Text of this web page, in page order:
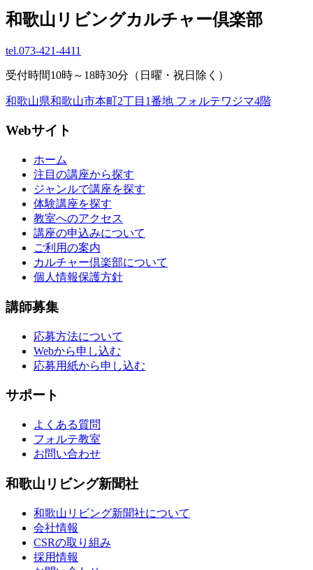
和歌山リビングカルチャー倶楽部
tel.073-421-4411
受付時間10時～18時30分（日曜・祝日除く）
和歌山県和歌山市本町2丁目1番地 フォルテワジマ4階
Webサイト
ホーム
注目の講座から探す
ジャンルで講座を探す
体験講座を探す
教室へのアクセス
講座の申込みについて
ご利用の案内
カルチャー倶楽部について
個人情報保護方針
講師募集
応募方法について
Webから申し込む
応募用紙から申し込む
サポート
よくある質問
フォルテ教室
お問い合わせ
和歌山リビング新聞社
和歌山リビング新聞社について
会社情報
CSRの取り組み
採用情報